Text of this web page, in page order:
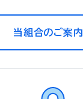
当組合のご案内